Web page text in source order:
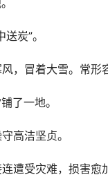
炭”。
冒着大雪。常形
了一地。
高洁坚贞。
遭受灾难，损害愈